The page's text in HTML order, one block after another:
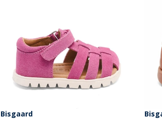
Bisgaard